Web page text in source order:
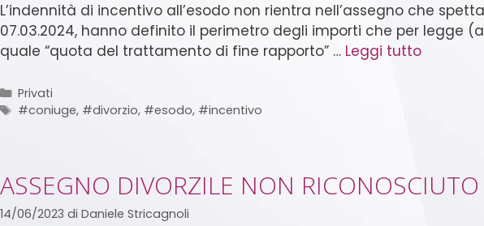
L’indennità di incentivo all’esodo non rientra nell’assegno che
07.03.2024, hanno definito il perimetro degli importi che per legge
quale “quota del trattamento di fine rapporto” … Leggi tutto
Privati
#coniuge, #divorzio, #esodo, #incentivo
ASSEGNO DIVORZILE NON
14/06/2023 di Daniele Stricagnoli